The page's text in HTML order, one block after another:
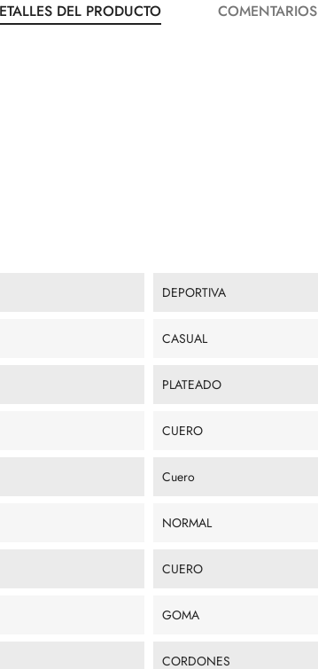
DEL PRODUCTO COMENTARIOS
DEPORTIVA
CASUAL
PLATEADO
CUERO
Cuero
NORMAL
CUERO
GOMA
CORDONES